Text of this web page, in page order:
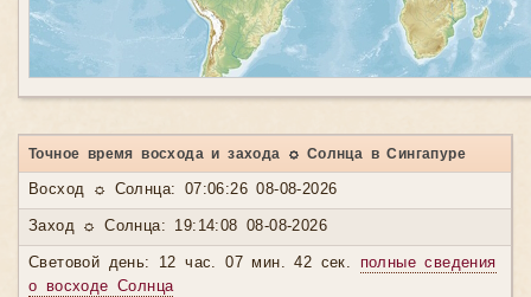
Точное время восхода и захода ☼ Солнца в Сингапуре
Восход ☼ Солнца: 07:06:26 08-08-2026
Заход ☼ Солнца: 19:14:08 08-08-2026
Световой день: 12 час. 07 мин. 42 сек. полные сведения
о восходе Солнца